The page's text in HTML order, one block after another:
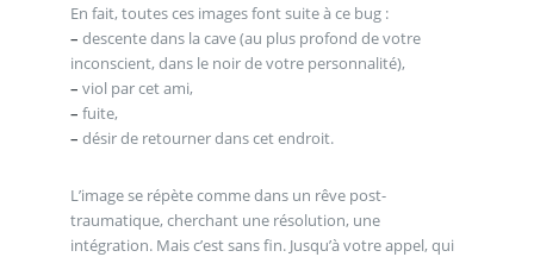
En fait, toutes ces images font suite à ce bug :
– descente dans la cave (au plus profond de votre
inconscient, dans le noir de votre personnalité),
– viol par cet ami,
– fuite,
– désir de retourner dans cet endroit.
L’image se répète comme dans un rêve post-
traumatique, cherchant une résolution, une
intégration. Mais c’est sans fin. Jusqu’à votre appel, qui